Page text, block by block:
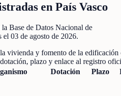
en País Vasco
la Base de Datos Nacional de
el 03 de agosto de 2026.
vivienda y fomento de la edificación
plazo y enlace al registro
Dotación Plazo